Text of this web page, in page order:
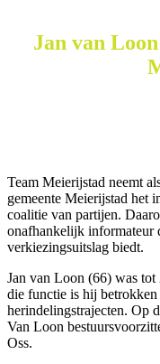
Jan van
Team Meierijstad neemt
gemeente Meierijstad het
coalitie van partijen.
onafhankelijk informateur
verkiezingsuitslag biedt.
Jan van Loon (66) was tot
die functie is hij
herindelingstrajecten. Op
Van Loon
Oss.